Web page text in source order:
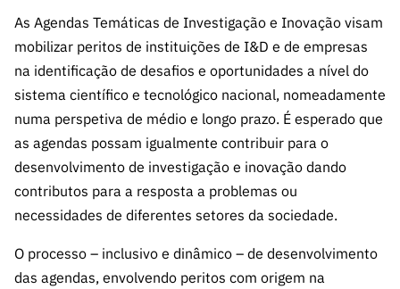
Instituiçõ
es de I&D
Infraestru
turas
Outros
Apoios
Concursos FCT 2026
I&D
Instituiçõ
es I&D
turas
Prémios
Outros
Apoios
Conhecimento
Arquivo, Documentação
e Informação
Acesso a dados
estatísticos para fins
científicos – Protocolo
INE/DGEEC/FCT
Notas de Imprensa
Newsletter
Agenda
Publicações
RÁPIDOS
Identidade
de Marca
Subscrever
Newsletter
Subscrever
Direct Mail
de
Concursos
SobreA FCT
Transparência
Estudos e Planeamento
Estratégico
Documentos de Gestão
Apoios Comunitários
LINKS
RÁPIDOS
A FCT em
Números
Acreditaç
ão,
Certificaç
Benefícios
Fiscais
As Agendas Temáticas de Investigação e Inovação visam
mobilizar peritos de instituições de I&D e de empresas
na identificação de desafios e oportunidades a nível do
sistema científico e tecnológico nacional, nomeadamente
numa perspetiva de médio e longo prazo. É esperado que
as agendas possam igualmente contribuir para o
desenvolvimento de investigação e inovação dando
contributos para a resposta a problemas ou
necessidades de diferentes setores da sociedade.
O processo – inclusivo e dinâmico – de desenvolvimento
das agendas, envolvendo peritos com origem na